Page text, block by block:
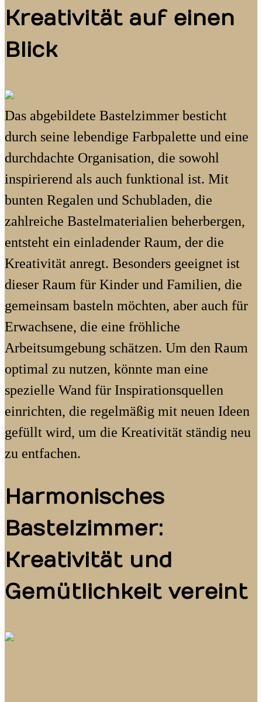
Kreativität auf einen
Blick
Das abgebildete Bastelzimmer besticht
durch seine lebendige Farbpalette und eine
durchdachte Organisation, die sowohl
inspirierend als auch funktional ist. Mit
bunten Regalen und Schubladen, die
zahlreiche Bastelmaterialien beherbergen,
entsteht ein einladender Raum, der die
Kreativität anregt. Besonders geeignet ist
dieser Raum für Kinder und Familien, die
gemeinsam basteln möchten, aber auch für
Erwachsene, die eine fröhliche
Arbeitsumgebung schätzen. Um den Raum
optimal zu nutzen, könnte man eine
spezielle Wand für Inspirationsquellen
einrichten, die regelmäßig mit neuen Ideen
gefüllt wird, um die Kreativität ständig neu
zu entfachen.
Harmonisches
Bastelzimmer:
Kreativität und
Gemütlichkeit vereint